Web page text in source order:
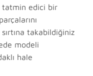
tatmin edici bir
takabildiğiniz
modeli
hale